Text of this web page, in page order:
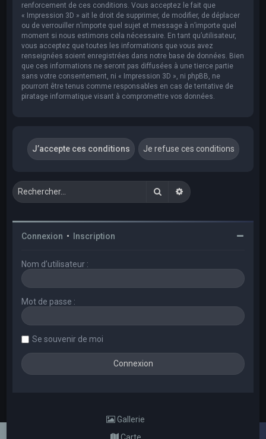
renforcement de ces conditions. Vous acceptez le fait que
« Impression 3D » ait le droit de supprimer, de modifier, de déplacer
ou de verrouiller n’importe quel sujet et message à n’importe quel
moment si nous estimons cela nécessaire. En tant qu’utilisateur,
vous acceptez que toutes les informations que vous avez
renseignées soient enregistrées dans notre base de données. Bien
que ces informations ne seront pas diffusées à une tierce partie
sans votre consentement, ni « Impression 3D », ni phpBB, ne
pourront être tenus comme responsables en cas de tentative de
piratage informatique visant à compromettre vos données.
RechercherRecherche avancée
Connexion • Inscription
Nom d’utilisateur :
Mot de passe :
Se souvenir de moi
Gallerie
Carte